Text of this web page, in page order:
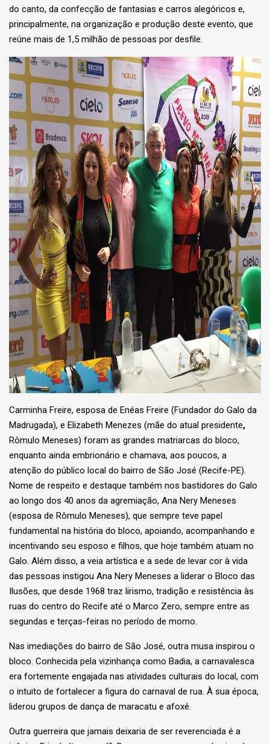
do canto, da confecção de fantasias e carros alegóricos e,
principalmente, na organização e produção deste evento, que
reúne mais de 1,5 milhão de pessoas por desfile.
Carminha Freire, esposa de Enéas Freire (Fundador do Galo da
Madrugada), e Elizabeth Menezes (mãe do atual presidente,
Rômulo Meneses) foram as grandes matriarcas do bloco,
enquanto ainda embrionário e chamava, aos poucos, a
atenção do público local do bairro de São José (Recife-PE).
Nome de respeito e destaque também nos bastidores do Galo
ao longo dos 40 anos da agremiação, Ana Nery Meneses
(esposa de Rômulo Meneses), que sempre teve papel
fundamental na história do bloco, apoiando, acompanhando e
incentivando seu esposo e filhos, que hoje também atuam no
Galo. Além disso, a veia artística e a sede de levar cor à vida
das pessoas instigou Ana Nery Meneses a liderar o Bloco das
Ilusões, que desde 1968 traz lirismo, tradição e resistência às
ruas do centro do Recife até o Marco Zero, sempre entre as
segundas e terças-feiras no período de momo.
Nas imediações do bairro de São José, outra musa inspirou o
bloco. Conhecida pela vizinhança como Badia, a carnavalesca
era fortemente engajada nas atividades culturais do local, com
o intuito de fortalecer a figura do carnaval de rua. À sua época,
liderou grupos de dança de maracatu e afoxé.
Outra guerreira que jamais deixaria de ser reverenciada é a